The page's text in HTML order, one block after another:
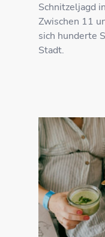
Schnitzeljagd
Zwischen 11
sich hunderte
Stadt.